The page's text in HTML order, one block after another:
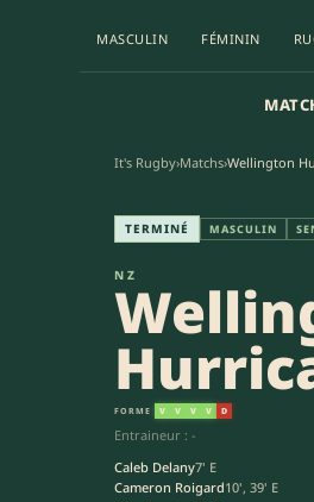
MASCULIN FÉMININ
It's Rugby›Matchs›Wellington
Wellington
TERMINÉ MASCULIN
NZ
FORME V V V V D
Entraineur : -
Caleb Delany7' E
Cameron Roigard10', 39' E